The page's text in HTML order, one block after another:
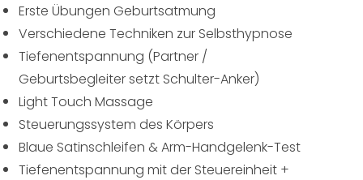
Erste Übungen Geburtsatmung
Verschiedene Techniken zur Selbsthypnose
Tiefenentspannung (Partner /
Geburtsbegleiter setzt Schulter-Anker)
Light Touch Massage
Steuerungssystem des Körpers
Blaue Satinschleifen & Arm-Handgelenk-Test
Tiefenentspannung mit der Steuereinheit +